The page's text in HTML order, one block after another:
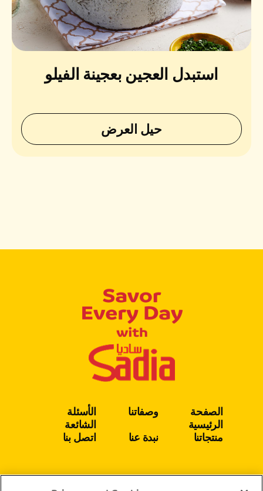
استبدل العجين بعجينة الفيلو
حيل العرض
الصفحة
الرئيسية
منتجاتنا
وصفاتنا
نبدة عنا
الأسئلة
الشائعة
اتصل بنا